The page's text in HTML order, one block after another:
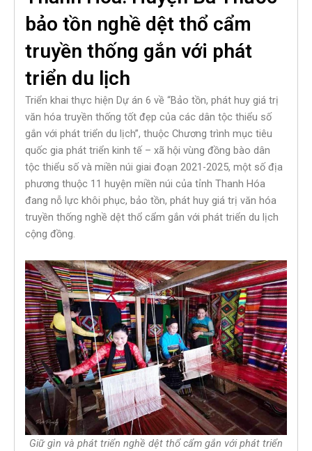
bảo tồn nghề dệt thổ cẩm
truyền thống gắn với phát
triển du lịch
Triển khai thực hiện Dự án 6 về “Bảo tồn, phát huy giá trị
văn hóa truyền thống tốt đẹp của các dân tộc thiểu số
gắn với phát triển du lịch”, thuộc Chương trình mục tiêu
quốc gia phát triển kinh tế – xã hội vùng đồng bào dân
tộc thiểu số và miền núi giai đoạn 2021-2025, một số địa
phương thuộc 11 huyện miền núi của tỉnh Thanh Hóa
đang nỗ lực khôi phục, bảo tồn, phát huy giá trị văn hóa
truyền thống nghề dệt thổ cẩm gắn với phát triển du lịch
cộng đồng.
Giữ gìn và phát triển nghề dệt thổ cẩm gắn với phát triển